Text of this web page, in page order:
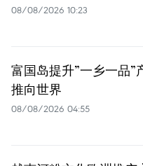
08/08/2026 10:23
富国岛提升”一乡一品”
推向世界
08/08/2026 04:55